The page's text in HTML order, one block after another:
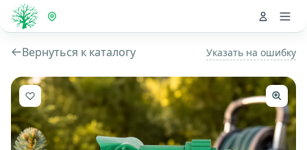
Вернуться к каталогу Указать на ошибку